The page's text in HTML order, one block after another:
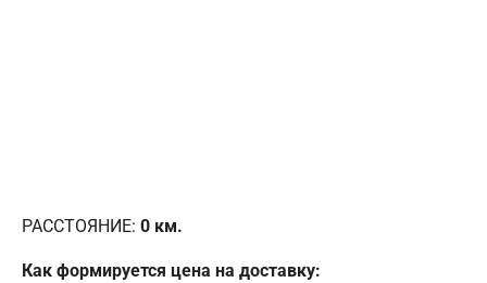
РАССТОЯНИЕ: 0 км.
Как формируется цена на доставку: